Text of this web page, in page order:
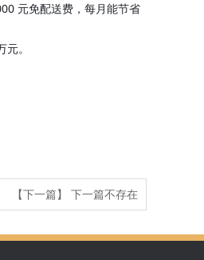
元免配送费，每月能节省
。
【下一篇】 下一篇不存在